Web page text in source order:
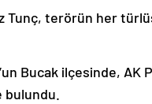
Tunç, terörün her
Bucak ilçesinde, AK
bulundu.